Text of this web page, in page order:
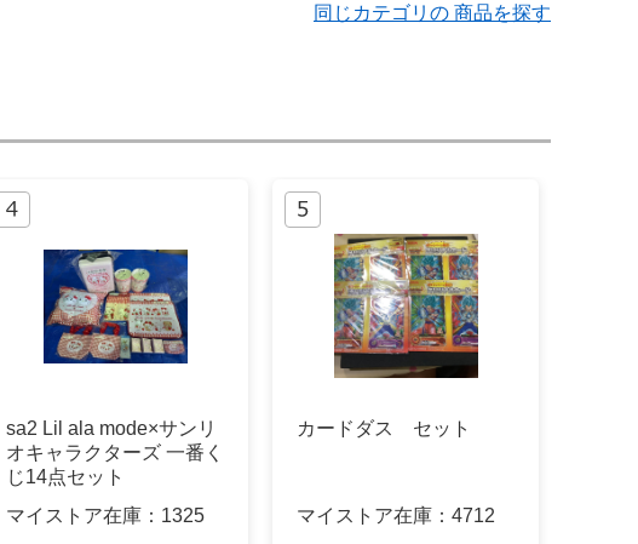
同じカテゴリの 商品を探す
sa2 Lil ala mode×サンリ
オキャラクターズ 一番く
じ14点セット
マイストア在庫： 1325
カードダス セット
マイストア在庫： 4712